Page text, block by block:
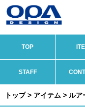
TOP
STAFF
トップ> アイテム > ルア